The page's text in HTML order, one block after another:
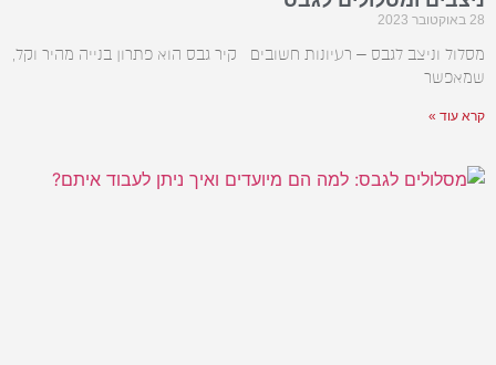
28 באוקטובר 2023
מסלול וניצב לגבס – רעיונות חשובים קיר גבס הוא פתרון בנייה מהיר וקל,
שמאפשר
קרא עוד »